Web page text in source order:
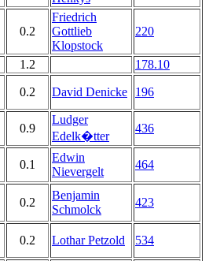
0.2
Friedrich
Gottlieb
Klopstock
220
1.2
178.10
0.2 David Denicke 196
0.9
Ludger
Edelk�tter
436
0.1
Edwin
Nievergelt
464
0.2
Benjamin
Schmolck
423
0.2 Lothar Petzold 534